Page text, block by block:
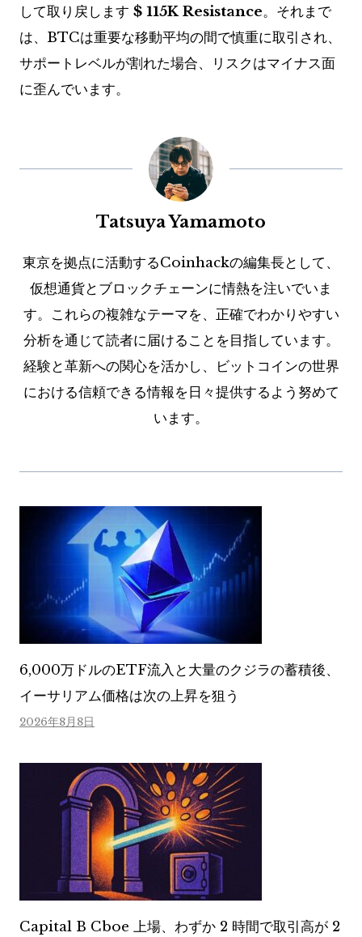
して取り戻します $ 115K Resistance。それまで
は、BTCは重要な移動平均の間で慎重に取引され、
サポートレベルが割れた場合、リスクはマイナス面
に歪んでいます。
Tatsuya Yamamoto
東京を拠点に活動するCoinhackの編集長として、
仮想通貨とブロックチェーンに情熱を注いでいま
す。これらの複雑なテーマを、正確でわかりやすい
分析を通じて読者に届けることを目指しています。
経験と革新への関心を活かし、ビットコインの世界
における信頼できる情報を日々提供するよう努めて
います。
6,000万ドルのETF流入と大量のクジラの蓄積後、
イーサリアム価格は次の上昇を狙う
2026年8月8日
Capital B Cboe 上場、わずか 2 時間で取引高が 2